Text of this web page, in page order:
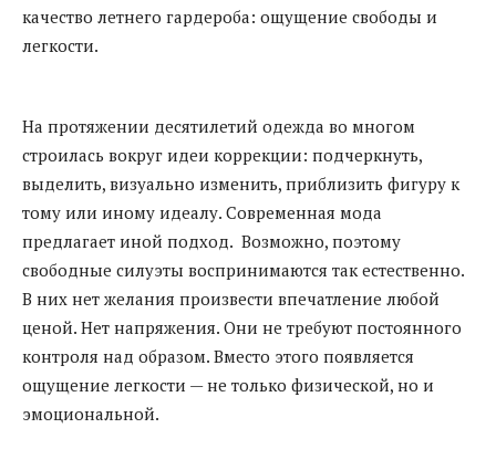
качество летнего гардероба: ощущение свободы и
легкости.
На протяжении десятилетий одежда во многом
строилась вокруг идеи коррекции: подчеркнуть,
выделить, визуально изменить, приблизить фигуру к
тому или иному идеалу. Современная мода
предлагает иной подход. Возможно, поэтому
свободные силуэты воспринимаются так естественно.
В них нет желания произвести впечатление любой
ценой. Нет напряжения. Они не требуют постоянного
контроля над образом. Вместо этого появляется
ощущение легкости — не только физической, но и
эмоциональной.